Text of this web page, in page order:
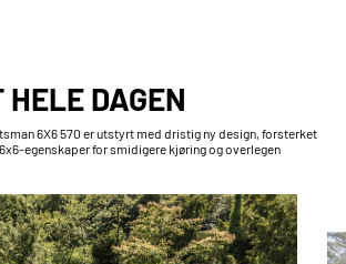
HELE DAGEN
6X6 570 er utstyrt med dristig ny design, forsterket
egenskaper for smidigere kjøring og overlegen